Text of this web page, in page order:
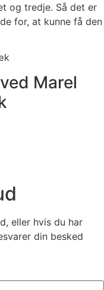
og tredje. Så det er
for, at kunne få den
Marel
eller hvis du har
din besked